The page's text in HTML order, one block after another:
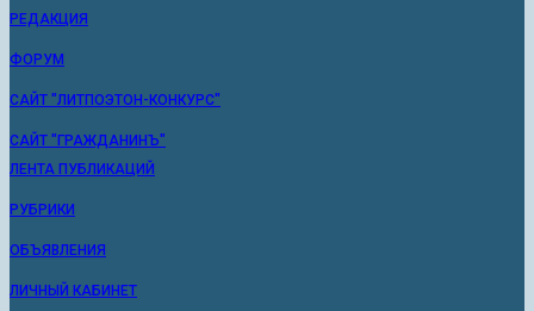
РЕДАКЦИЯ
ФОРУМ
САЙТ "ЛИТПОЭТОН-КОНКУРС"
САЙТ "ГРАЖДАНИНЪ"
ЛЕНТА ПУБЛИКАЦИЙ
РУБРИКИ
ОБЪЯВЛЕНИЯ
ЛИЧНЫЙ КАБИНЕТ